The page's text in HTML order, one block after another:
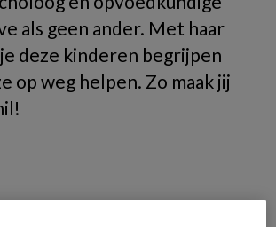
als geen ander. Met haar
deze kinderen begrijpen
op weg helpen. Zo maak jij